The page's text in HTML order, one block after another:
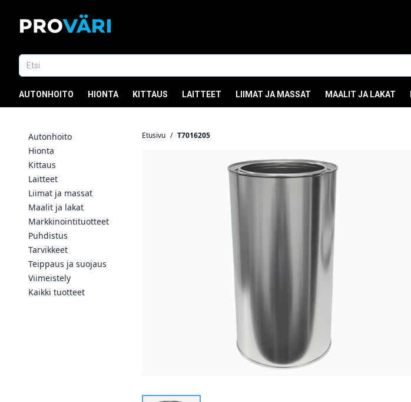
AUTONHOITO HIONTA KITTAUS LAITTEET LIIMAT JA MASSAT MAALIT JA LAKAT
Autonhoito
Hionta
Kittaus
Laitteet
Liimat ja massat
Maalit ja lakat
Markkinointituotteet
Puhdistus
Tarvikkeet
Teippaus ja suojaus
Viimeistely
Kaikki tuotteet
Etusivu / T7016205